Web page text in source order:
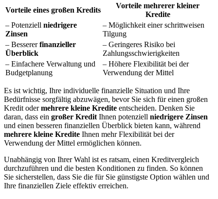
Vorteile eines großen Kredits
Vorteile mehrerer kleiner
Kredite
– Potenziell niedrigere
Zinsen
– Möglichkeit einer schrittweisen
Tilgung
– Bessererfinanzieller
Überblick
– Geringeres Risiko bei
Zahlungsschwierigkeiten
– Einfachere Verwaltung und
Budgetplanung
– Höhere Flexibilität bei der
Verwendung der Mittel
Es ist wichtig, Ihre individuelle finanzielle Situation und Ihre
Bedürfnisse sorgfältig abzuwägen, bevor Sie sich für einen großen
Kredit odermehrere kleine Kredite entscheiden. Denken Sie
daran, dass ein großer Kredit Ihnen potenziell niedrigere Zinsen
und einen besseren finanziellen Überblick bieten kann, während
mehrere kleine Kredite Ihnen mehr Flexibilität bei der
Verwendung der Mittel ermöglichen können.
Unabhängig von Ihrer Wahl ist es ratsam, einen Kreditvergleich
durchzuführen und die besten Konditionen zu finden. So können
Sie sicherstellen, dass Sie die für Sie günstigste Option wählen und
Ihre finanziellen Ziele effektiv erreichen.